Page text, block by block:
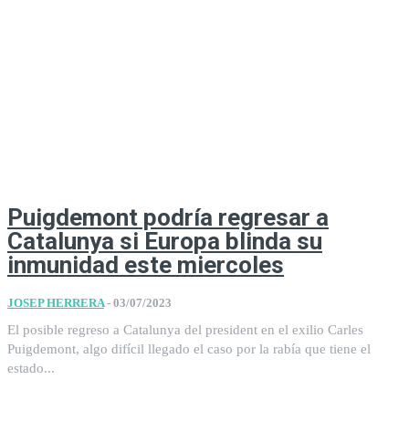
Puigdemont podría regresar a
Catalunya si Europa blinda su
inmunidad este miercoles
JOSEP HERRERA - 03/07/2023
El posible regreso a Catalunya del president en el exilio Carles
Puigdemont, algo difícil llegado el caso por la rabía que tiene el
estado...